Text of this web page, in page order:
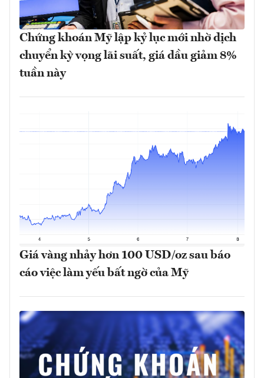
Chứng khoán Mỹ lập kỷ lục mới nhờ dịch
chuyển kỳ vọng lãi suất, giá dầu giảm 8%
tuần này
Giá vàng nhảy hơn 100 USD/oz sau báo
cáo việc làm yếu bất ngờ của Mỹ